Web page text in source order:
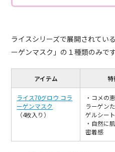
ライスシリーズで展開されてい
ーゲンマスク」の１種類のみです
アイテム 特
ライス70グロウ コラ
ーゲンマスク
（4枚入り）
・コメの
ラーゲン
ゲルシート
・自然に
密着感